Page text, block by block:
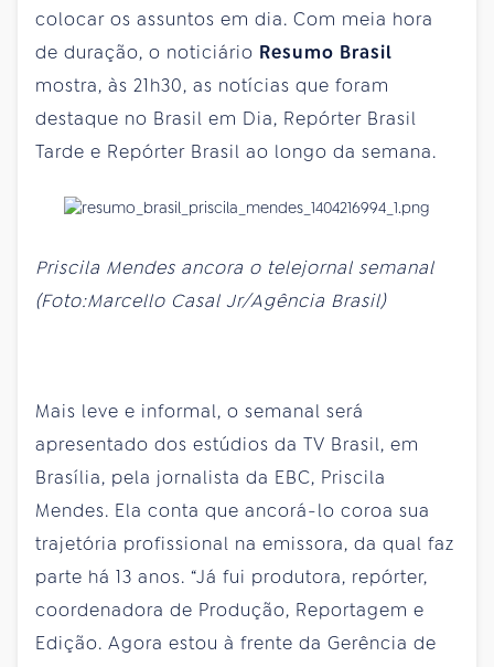
colocar os assuntos em dia. Com meia hora
de duração, o noticiário Resumo Brasil
mostra, às 21h30, as notícias que foram
destaque no Brasil em Dia, Repórter Brasil
Tarde e Repórter Brasil ao longo da semana.
Priscila Mendes ancora o telejornal semanal
(Foto:Marcello Casal Jr/Agência Brasil)
Mais leve e informal, o semanal será
apresentado dos estúdios da TV Brasil, em
Brasília, pela jornalista da EBC, Priscila
Mendes. Ela conta que ancorá-lo coroa sua
trajetória profissional na emissora, da qual faz
parte há 13 anos. “Já fui produtora, repórter,
coordenadora de Produção, Reportagem e
Edição. Agora estou à frente da Gerência de